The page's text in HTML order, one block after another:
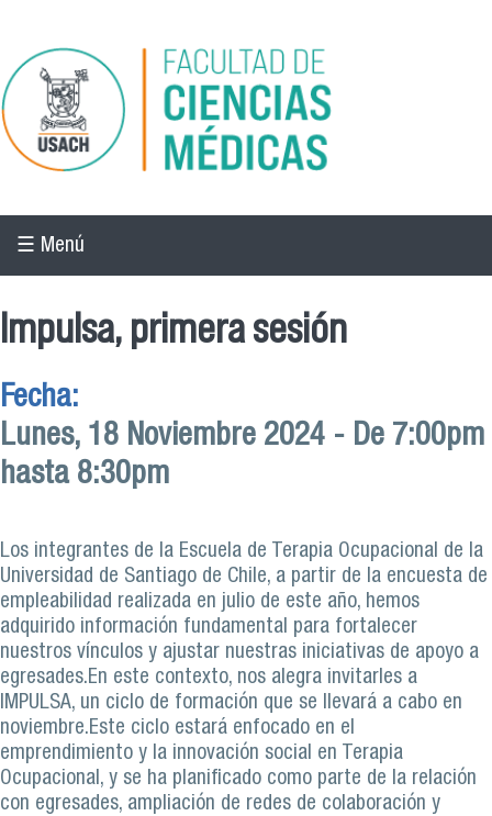
Pasar al contenido principal
☰ Menú
Impulsa, primera sesión
Fecha:
Lunes, 18 Noviembre 2024 - De 7:00pm
hasta 8:30pm
Los integrantes de la Escuela de Terapia Ocupacional de la
Universidad de Santiago de Chile, a partir de la encuesta de
empleabilidad realizada en julio de este año, hemos
adquirido información fundamental para fortalecer
nuestros vínculos y ajustar nuestras iniciativas de apoyo a
egresades.En este contexto, nos alegra invitarles a
IMPULSA, un ciclo de formación que se llevará a cabo en
noviembre.Este ciclo estará enfocado en el
emprendimiento y la innovación social en Terapia
Ocupacional, y se ha planificado como parte de la relación
con egresades, ampliación de redes de colaboración y